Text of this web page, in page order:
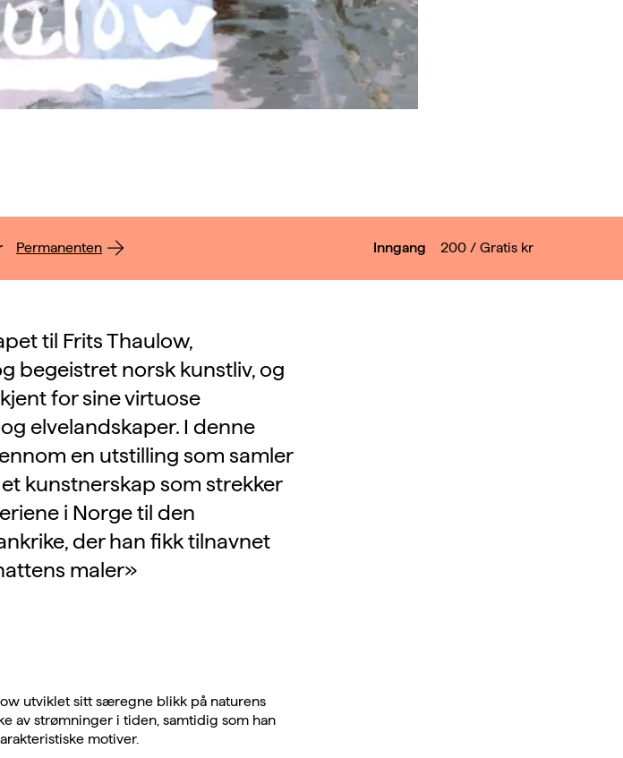
Permanenten Inngang 200 / Gratis kr
til Frits Thaulow,
begeistret norsk kunstliv, og
for sine virtuose
elvelandskaper. I denne
en utstilling som samler
kunstnerskap som strekker
i Norge til den
der han fikk tilnavnet
maler»
utviklet sitt særegne blikk på naturens
av strømninger i tiden, samtidig som han
motiver.